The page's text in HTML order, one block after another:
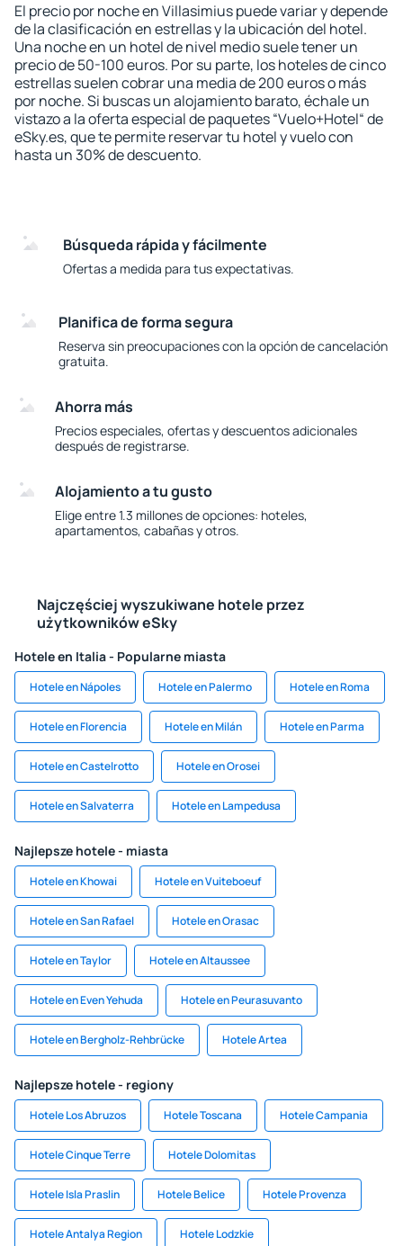
El precio por noche en Villasimius puede variar y depende
de la clasificación en estrellas y la ubicación del hotel.
Una noche en un hotel de nivel medio suele tener un
precio de 50-100 euros. Por su parte, los hoteles de cinco
estrellas suelen cobrar una media de 200 euros o más
por noche. Si buscas un alojamiento barato, échale un
vistazo a la oferta especial de paquetes “Vuelo+Hotel“ de
eSky.es, que te permite reservar tu hotel y vuelo con
hasta un 30% de descuento.
Búsqueda rápida y fácilmente
Ofertas a medida para tus expectativas.
Planifica de forma segura
Reserva sin preocupaciones con la opción de cancelación
gratuita.
Ahorra más
Precios especiales, ofertas y descuentos adicionales
después de registrarse.
Alojamiento a tu gusto
Elige entre 1.3 millones de opciones: hoteles,
apartamentos, cabañas y otros.
Najczęściej wyszukiwane hotele przez
użytkowników eSky
Hotele en Italia - Popularne miasta
Hotele en Nápoles Hotele en Palermo Hotele en Roma
Hotele en Florencia Hotele en Milán Hotele en Parma
Hotele en Castelrotto Hotele en Orosei
Hotele en Salvaterra Hotele en Lampedusa
Najlepsze hotele - miasta
Hotele en Khowai Hotele en Vuiteboeuf
Hotele en San Rafael Hotele en Orasac
Hotele en Taylor Hotele en Altaussee
Hotele en Even Yehuda Hotele en Peurasuvanto
Hotele en Bergholz-Rehbrücke Hotele Artea
Najlepsze hotele - regiony
Hotele Los Abruzos Hotele Toscana Hotele Campania
Hotele Cinque Terre Hotele Dolomitas
Hotele Isla Praslin Hotele Belice Hotele Provenza
Hotele Antalya Region Hotele Lodzkie